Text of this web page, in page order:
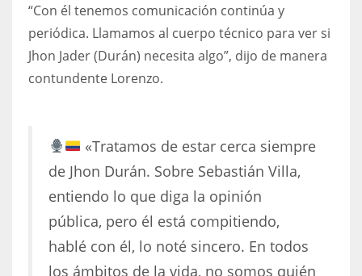
NE
16
OAK
MIA
17
“Con él tenemos comunicación continúa y
periódica. Llamamos al cuerpo técnico para ver si
Jhon Jader (Durán) necesita algo”, dijo de manera
contundente Lorenzo.
«Tratamos de estar cerca siempre
de Jhon Durán. Sobre Sebastián Villa,
entiendo lo que diga la opinión
pública, pero él está compitiendo,
hablé con él, lo noté sincero. En todos
los ámbitos de la vida, no somos quién